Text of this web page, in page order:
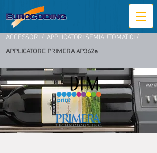
ACCESSORI / APPLICATORI SEMIAUTOMATICI /
APPLICATORE PRIMERA AP362e